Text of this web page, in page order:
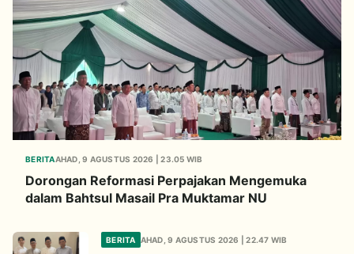
BERITAAHAD, 9 AGUSTUS 2026 | 23.05 WIB
Dorongan Reformasi Perpajakan Mengemuka
dalam Bahtsul Masail Pra Muktamar NU
BERITA AHAD, 9 AGUSTUS 2026 | 22.47 WIB